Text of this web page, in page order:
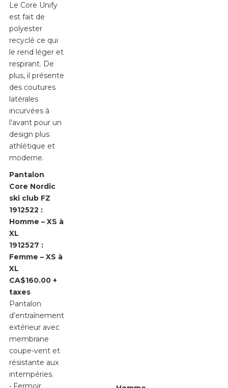
Le Core Unify
est fait de
polyester
recyclé ce qui
le rend léger et
respirant. De
plus, il présente
des coutures
latérales
incurvées à
l’avant pour un
design plus
athlétique et
moderne.
Pantalon
Core Nordic
ski club FZ
1912522 :
Homme – XS à
XL
1912527 :
Femme – XS à
XL
CA$160.00 +
taxes
Pantalon
d’entraînement
extérieur avec
membrane
coupe-vent et
résistante aux
intempéries.
• Fermoir